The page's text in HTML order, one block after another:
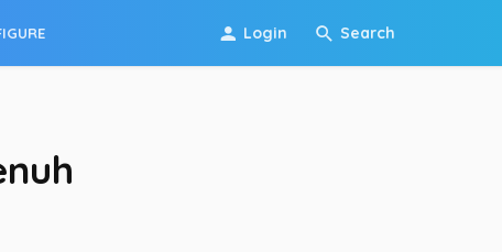
Login Search